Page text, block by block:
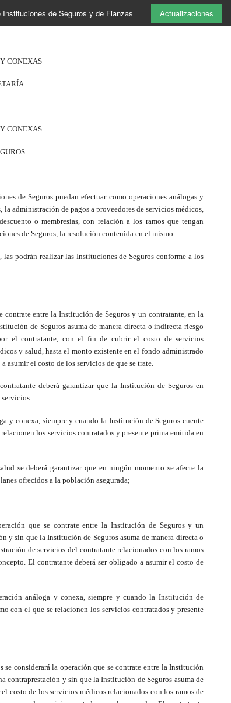
Instituciones de Seguros y de Fianzas Actualizaciones
CONEXAS
CONEXAS
de Seguros puedan efectuar como operaciones análogas y
administración de pagos a proveedores de servicios médicos,
o membresías, con relación a los ramos que tengan
de Seguros, la resolución contenida en el mismo.
, las podrán realizar las Instituciones de Seguros conforme a los
contrate entre la Institución de Seguros y un contratante, en la
de Seguros asuma de manera directa o indirecta riesgo
el contratante, con el fin de cubrir el costo de servicios
y salud, hasta el monto existente en el fondo administrado
asumir el costo de los servicios de que se trate.
deberá garantizar que la Institución de Seguros en
servicios.
y conexa, siempre y cuando la Institución de Seguros cuente
los servicios contratados y presente prima emitida en
se deberá garantizar que en ningún momento se afecte la
ofrecidos a la población asegurada;
que se contrate entre la Institución de Seguros y un
y sin que la Institución de Seguros asuma de manera directa o
de servicios del contratante relacionados con los ramos
El contratante deberá ser obligado a asumir el costo de
análoga y conexa, siempre y cuando la Institución de
con el que se relacionen los servicios contratados y presente
considerará la operación que se contrate entre la Institución
contraprestación y sin que la Institución de Seguros asuma de
costo de los servicios médicos relacionados con los ramos de